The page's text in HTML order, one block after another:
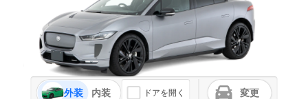
外装 内装 ドアを開く 変更